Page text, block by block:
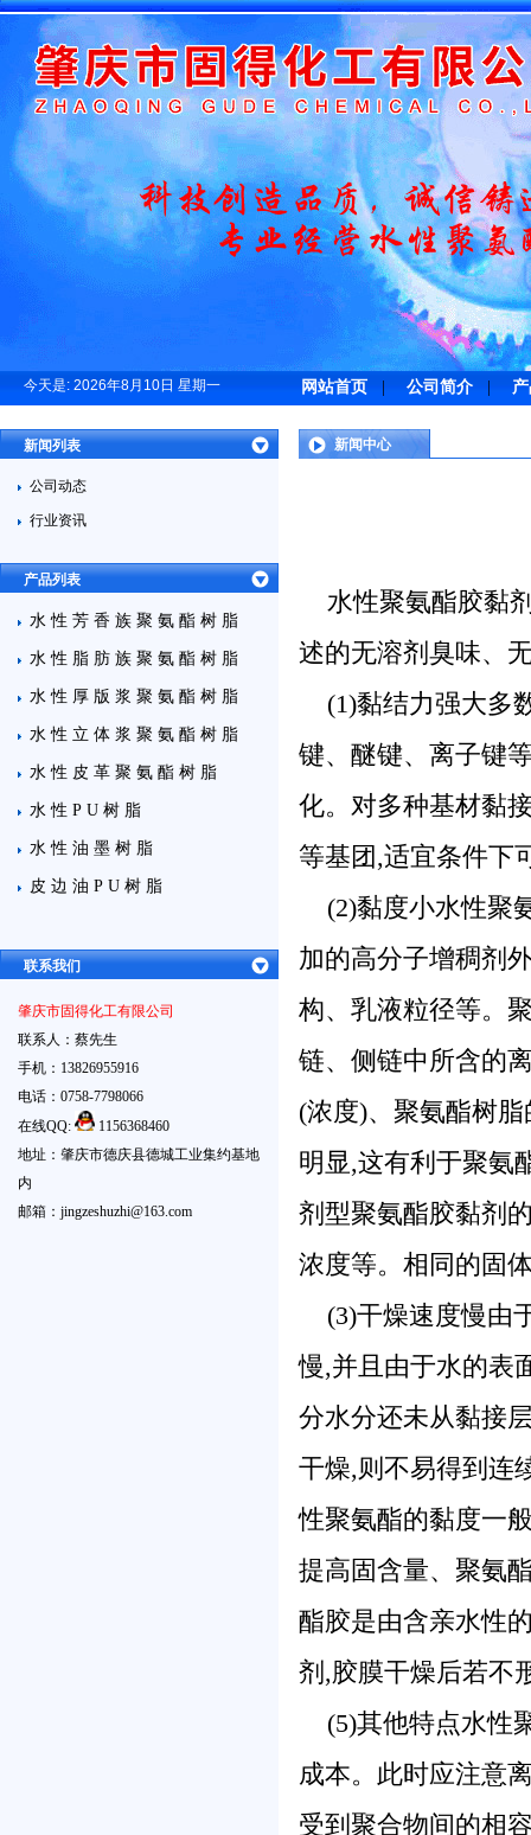
今天是: 2026年8月10日 星期一 网站首页 公司简介
新闻列表
公司动态
行业资讯
产品列表
水性芳香族聚氨酯树脂
水性脂肪族聚氨酯树脂
水性厚版浆聚氨酯树脂
水性立体浆聚氨酯树脂
水性皮革聚氨酯树脂
水性PU树脂
水性油墨树脂
皮边油PU树脂
联系我们
肇庆市固得化工有限公司
联系人：蔡先生
手机：13826955916
电话：0758-7798066
在线QQ:
1156368460
地址：肇庆市德庆县德城工业集约基地
内
邮箱：jingzeshuzhi@163.com
新闻中心
水性聚氨酯胶黏
述的无溶剂臭味、
(1)黏结力强大多
键、醚键、离子键
化。对多种基材黏
等基团,适宜条件下
(2)黏度小水性聚
加的高分子增稠剂
构、乳液粒径等。
链、侧链中所含的
(浓度)、聚氨酯树
明显,这有利于聚氨
剂型聚氨酯胶黏剂
浓度等。相同的固
(3)干燥速度慢由
慢,并且由于水的表
分水分还未从黏接
干燥,则不易得到连
性聚氨酯的黏度一
提高固含量、聚氨
酯胶是由含亲水性
剂,胶膜干燥后若不
(5)其他特点水性
成本。此时应注意
受到聚合物间的相